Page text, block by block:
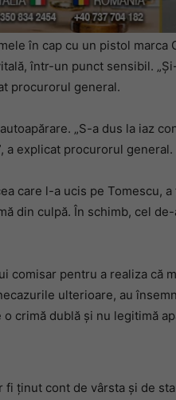
în cap cu un pistol marca
într-un punct sensibil.
procurorul general.
„S-a dus la iaz
a explicat procurorul general.
care l-a ucis pe Tomescu,
din culpă. În schimb, cel
comisar pentru a realiza că
ulterioare, au
crimă dublă și nu legitimă
ținut cont de vârsta și de